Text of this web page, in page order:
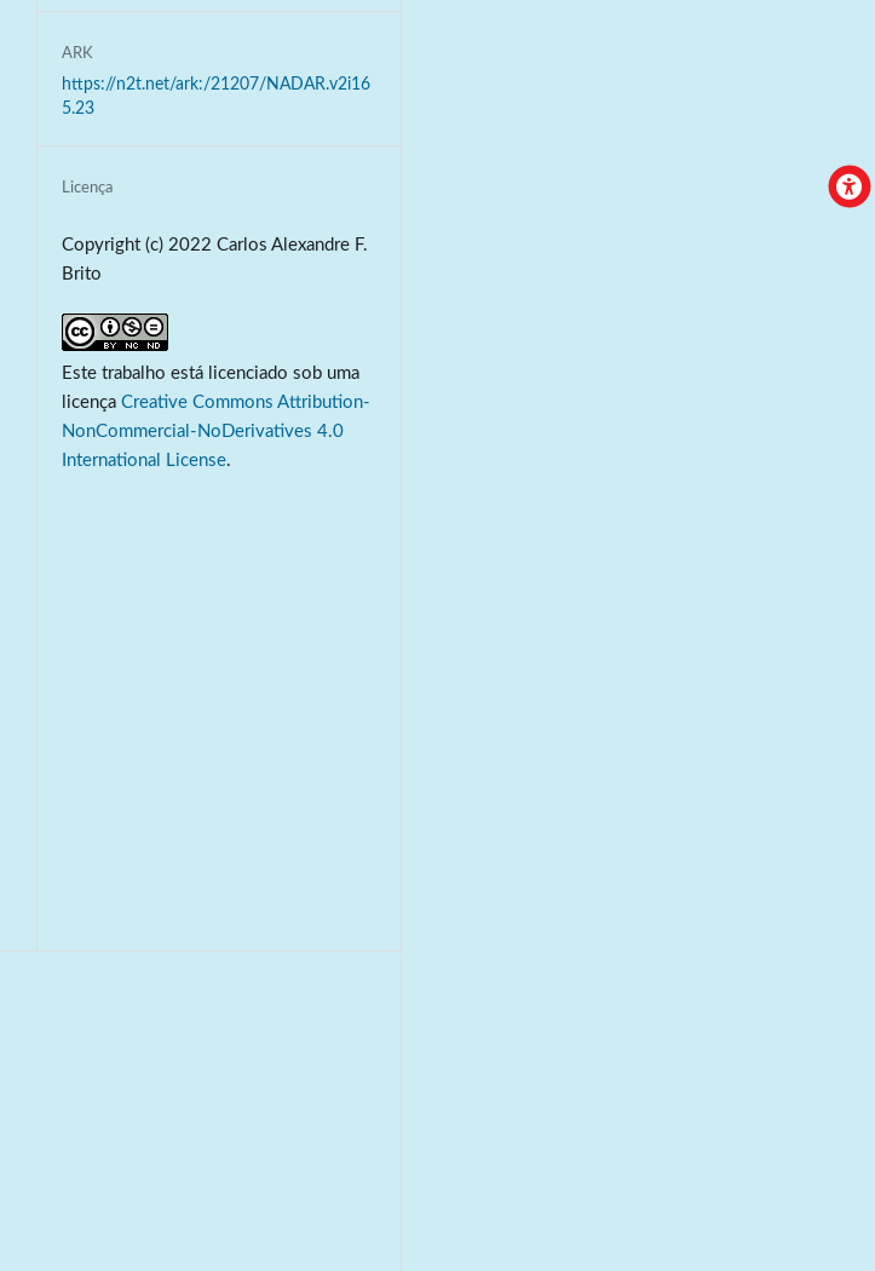
ARK
https://n2t.net/ark:/21207/NADAR.v2i16
5.23
Licença
Copyright (c) 2022 Carlos Alexandre F.
Brito
Este trabalho está licenciado sob uma
licençaCreative Commons Attribution-
NonCommercial-NoDerivatives 4.0
International License.